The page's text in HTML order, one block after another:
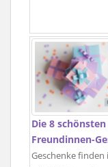
Die 8 schönsten
Freundinnen-
Geschenke